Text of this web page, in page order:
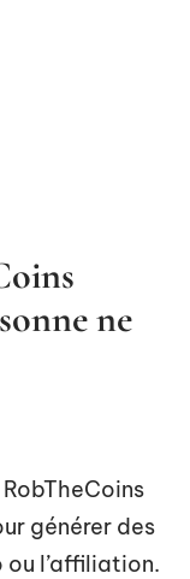
ne
générer des
l’affiliation.